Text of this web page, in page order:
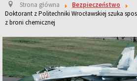
Strona główna
Bezpieczeństwo
Doktorant z Politechniki Wrocławskiej szuka
z broni chemicznej